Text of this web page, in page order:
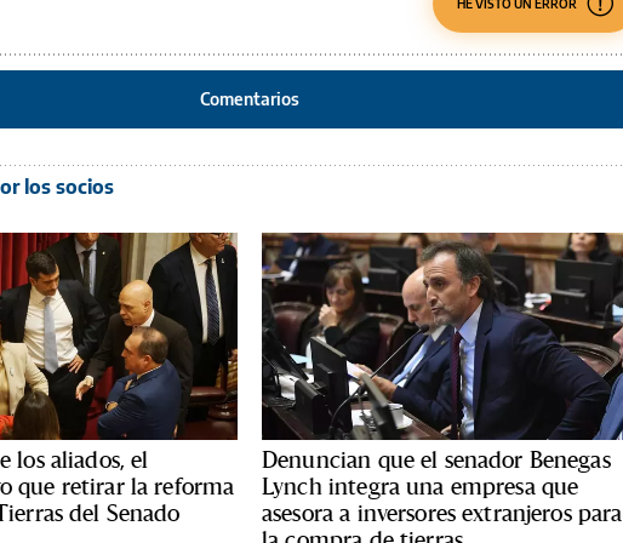
HE VISTO UN ERROR
Comentarios
los socios
los aliados, el
que retirar la reforma
del Senado
Denuncian que el senador Benegas
Lynch integra una empresa que
asesora a inversores extranjeros para